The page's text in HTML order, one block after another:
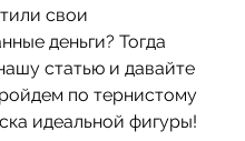
свои
деньги? Тогда
статью и давайте
по тернистому
идеальной фигуры!